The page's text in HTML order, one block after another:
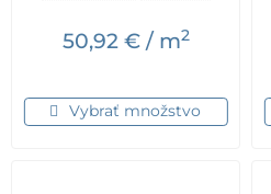
50,92 €/ m2
Vybrať množstvo